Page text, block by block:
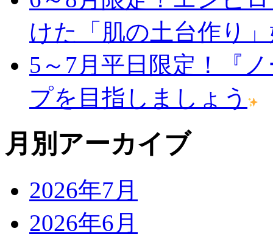
けた「肌の土台作り
5～7月平日限定！『
プを目指しましょう
月別アーカイブ
2026年7月
2026年6月